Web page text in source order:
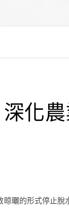
化
晾曬的形式停止